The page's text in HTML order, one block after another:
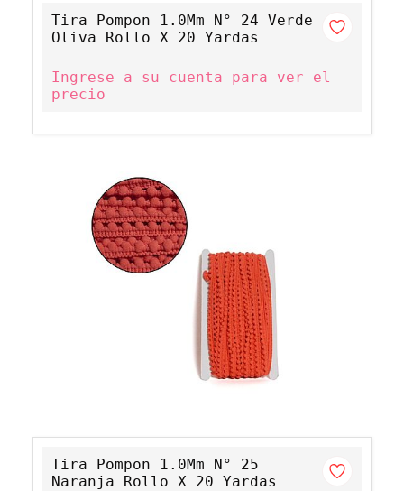
Tira Pompon 1.0Mm N° 24 Verde
Oliva Rollo X 20 Yardas
Ingrese a su cuenta para ver el
precio
Tira Pompon 1.0Mm N° 25
Naranja Rollo X 20 Yardas